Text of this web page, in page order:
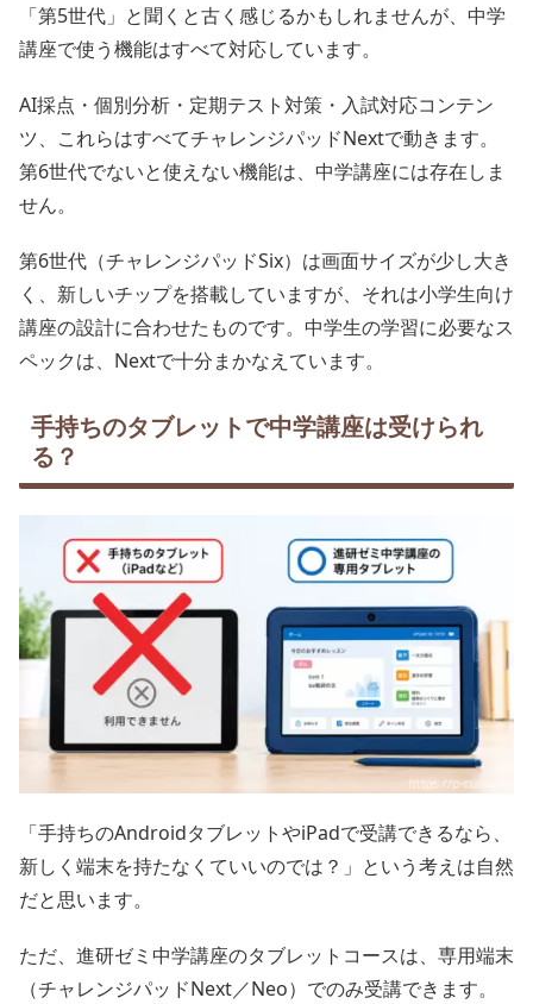
「第5世代」と聞くと古く感じるかもしれませんが、中学
講座で使う機能はすべて対応しています。
AI採点・個別分析・定期テスト対策・入試対応コンテン
ツ、これらはすべてチャレンジパッドNextで動きます。
第6世代でないと使えない機能は、中学講座には存在しま
せん。
第6世代（チャレンジパッドSix）は画面サイズが少し大き
く、新しいチップを搭載していますが、それは小学生向け
講座の設計に合わせたものです。中学生の学習に必要なス
ペックは、Nextで十分まかなえています。
手持ちのタブレットで中学講座は受けられ
る？
「手持ちのAndroidタブレットやiPadで受講できるなら、
新しく端末を持たなくていいのでは？」という考えは自然
だと思います。
ただ、進研ゼミ中学講座のタブレットコースは、専用端末
（チャレンジパッドNext／Neo）でのみ受講できます。